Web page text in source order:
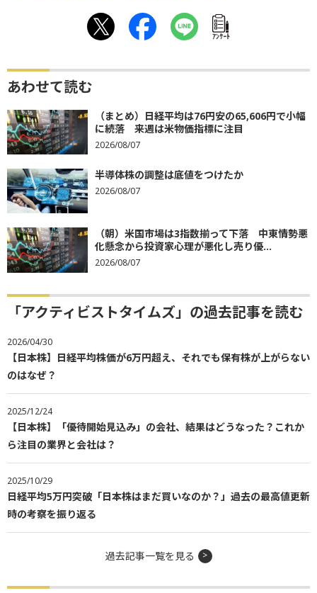
ｱﾝｹｰﾄ
あわせて読む
（まとめ）日経平均は76円安の65,606円で小幅
に続落 来週は米物価指標に注目
2026/08/07
半導体株の調整は底値をつけたか
2026/08/07
（朝）米国市場は3指数揃って下落 中東情勢悪
化懸念から投資家心理が悪化し売り優...
2026/08/07
「アクティビストタイムズ」の過去記事を読む
2026/04/30
【日本株】日経平均株価が6万円超え、それでも保有株が上がらない
のはなぜ？
2025/12/24
【日本株】「優待開始見込み」の会社、結果はどうなった？これか
ら注目の業界と会社は？
2025/10/29
日経平均5万円突破「日本株はまだ買いなのか？」過去の最高値更新
時の考察を振り返る
過去記事一覧を見る